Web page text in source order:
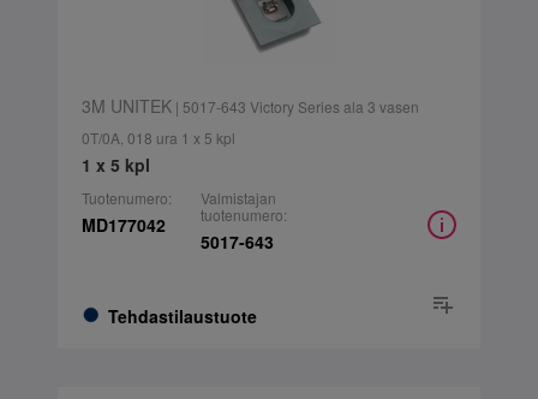
3M UNITEK| 5017-643 Victory Series ala 3 vasen
0T/0A, 018 ura 1 x 5 kpl
1 x 5 kpl
Tuotenumero:
MD177042
Tehdastilaustuote
Valmistajan
tuotenumero:
5017-643